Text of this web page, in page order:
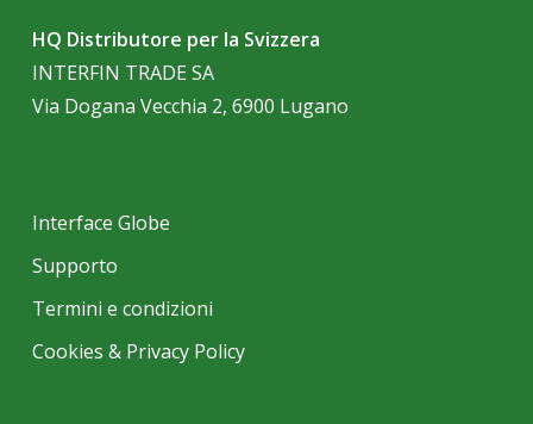
HQ Distributore per la Svizzera
INTERFIN TRADE SA
Via Dogana Vecchia 2, 6900 Lugano
Interface Globe
Supporto
Termini e condizioni
Cookies & Privacy Policy